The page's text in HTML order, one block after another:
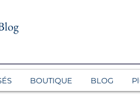
BOUTIQUE BLOG